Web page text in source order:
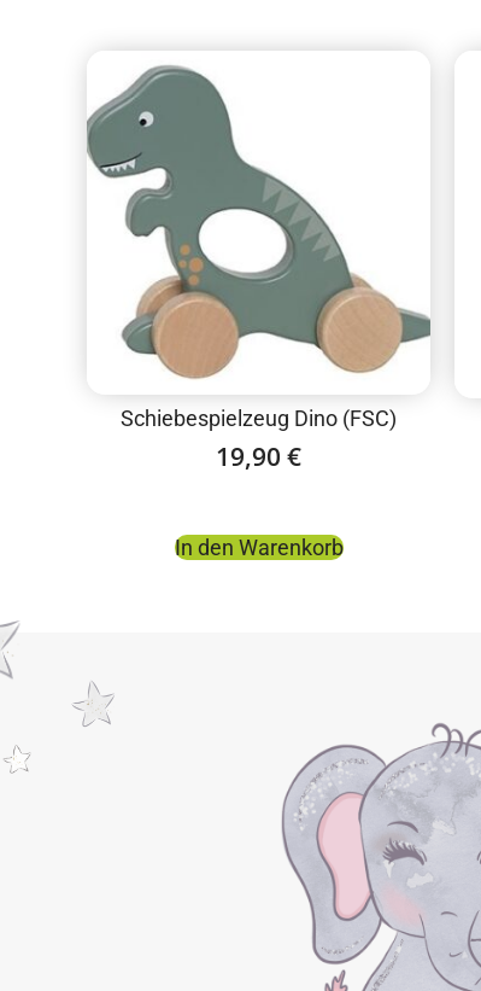
Schiebespielzeug Dino (FSC)
19,90 €
In den Warenkorb